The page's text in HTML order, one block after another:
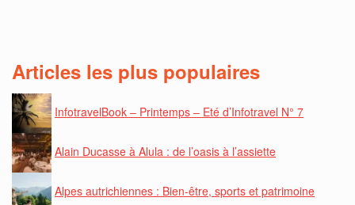
Articles les plus populaires
InfotravelBook – Printemps – Eté d’Infotravel N° 7
Alain Ducasse à Alula : de l’oasis à l’assiette
Alpes autrichiennes : Bien-être, sports et patrimoine